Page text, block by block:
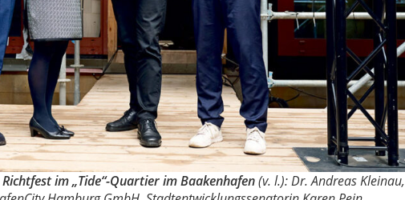
im „Tide“-Quartier im Baakenhafen(v. l.): Dr. Andreas Kleinau,